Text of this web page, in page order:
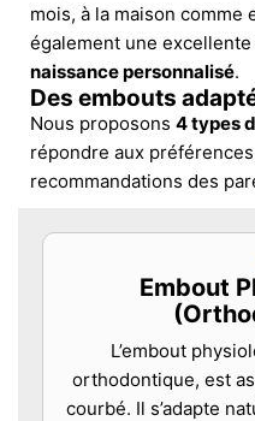
mois, à la maison
également une
naissance personnalisé.
Des embouts
Nous proposons 4 types
répondre aux
recommandations des
Embout
L’embout
orthodontique, est
courbé. Il s’adapte